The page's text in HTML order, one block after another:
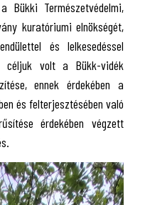
Bükki Természetvédelmi,
kuratóriumi elnökségét,
és lelkesedéssel
volt a Bükk-vidék
ennek érdekében a
és felterjesztésében való
érdekében végzett